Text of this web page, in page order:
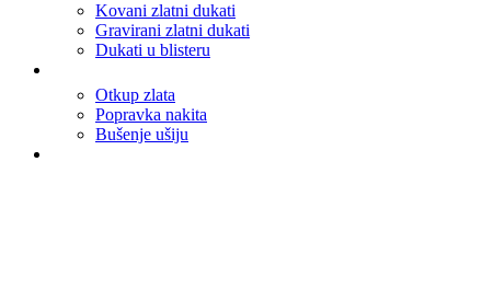
Kovani zlatni dukati
Gravirani zlatni dukati
Dukati u blisteru
Otkup zlata
Popravka nakita
Bušenje ušiju